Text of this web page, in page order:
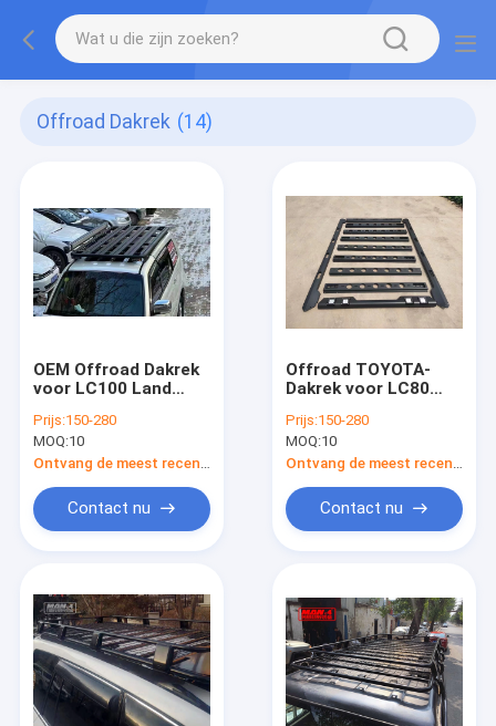
Offroad Dakrek (14)
OEM Offroad Dakrek
voor LC100 Land
Prijs:150-280
MOQ:10
Contact nu
Offroad TOYOTA-
Dakrek voor LC80
Reeksen
Prijs:150-280
MOQ:10
Contact nu